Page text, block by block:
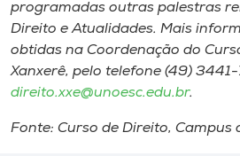
programadas outras palestras
Direito e Atualidades. Mais
obtidas na Coordenação do
Xanxerê, pelo telefone (49)
direito.xxe@unoesc.edu.br.
Fonte: Curso de Direito, Campus